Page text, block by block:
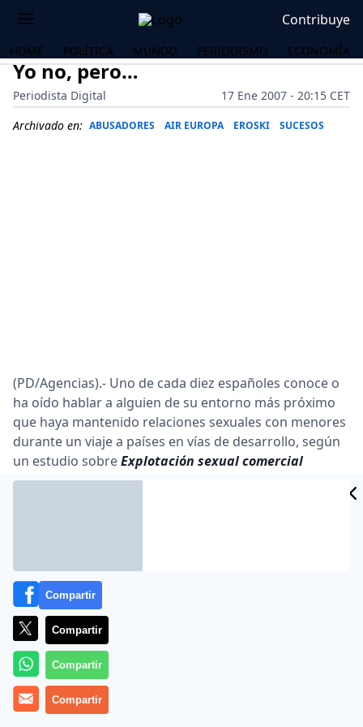
Contribuye
HOME POLÍTICA MUNDO PERIODISMO ECONOMÍA
Yo no, pero…
Periodista Digital
17 Ene 2007 - 20:15 CET
Archivado en: ABUSADORES AIR EUROPA EROSKI SUCESOS
(PD/Agencias).- Uno de cada diez españoles conoce o
ha oído hablar a alguien de su entorno más próximo
que haya mantenido relaciones sexuales con menores
durante un viaje a países en vías de desarrollo, según
un estudio sobreExplotación sexual comercial
infantil en los viajespresentado este miércoles por
Sin embargo, el estudio de Unicef muestra que la
mayoría de los españoles (más de un 85%) está
concienciado con este problema y piensa que las
personas que pagan por tener relaciones sexuales con
menores deberían ir a la cárcel «sin condiciones».
Además, el 90% de los encuestados es consciente de
que la prostitución infantil den los países en desarrollo
es algo frecuente o muy frecuente.
Compartir
Compartir
Compartir
Compartir